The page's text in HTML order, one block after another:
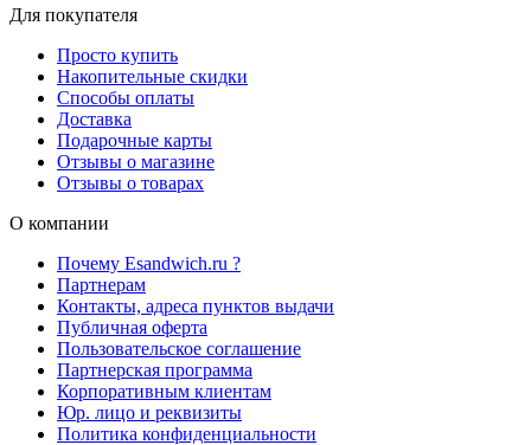
Для покупателя
Просто купить
Накопительные скидки
Способы оплаты
Доставка
Подарочные карты
Отзывы о магазине
Отзывы о товарах
О компании
Почему Esandwich.ru ?
Партнерам
Контакты, адреса пунктов выдачи
Публичная оферта
Пользовательское соглашение
Партнерская программа
Корпоративным клиентам
Юр. лицо и реквизиты
Политика конфиденциальности